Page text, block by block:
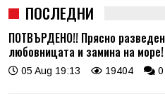
ПОСЛЕДНИ
ПОТВЪРДЕНО!! Прясно
любовницата и замина на
05 Aug 19:13 19404 0